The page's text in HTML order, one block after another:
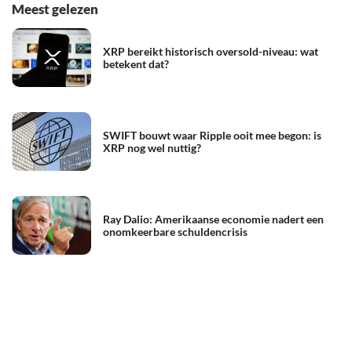
Meest gelezen
XRP bereikt historisch oversold-niveau: wat
betekent dat?
SWIFT bouwt waar Ripple ooit mee begon: is
XRP nog wel nuttig?
Ray Dalio: Amerikaanse economie nadert een
onomkeerbare schuldencrisis